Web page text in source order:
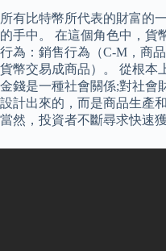
所有比特幣所代表的財富的
的手中。 在這個角色中，貨
行為：銷售行為（C-M，商
貨幣交易成商品）。 從根本
金錢是一種社會關係;對社會
設計出來的，而是商品生產
當然，投資者不斷尋求快速